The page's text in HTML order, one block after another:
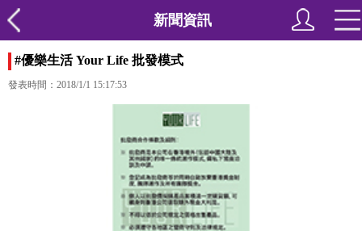
新聞資訊
#優樂生活 Your Life 批發模式
發表時間：2018/1/1 15:17:53